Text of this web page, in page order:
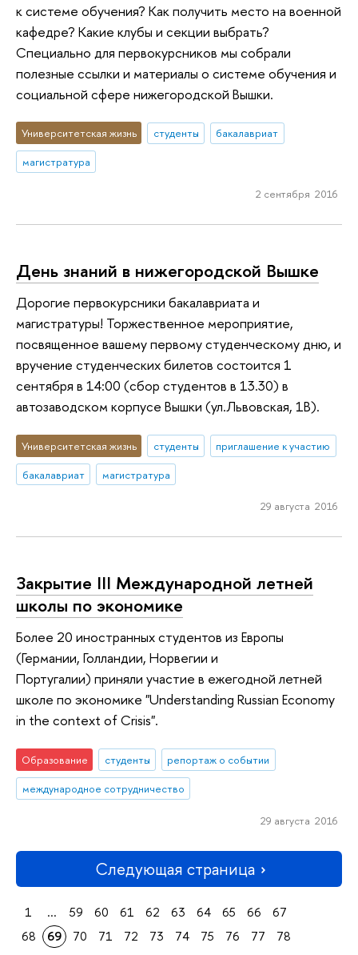
к системе обучения? Как получить место на военной
кафедре? Какие клубы и секции выбрать?
Специально для первокурсников мы собрали
полезные ссылки и материалы о системе обучения и
социальной сфере нижегородской Вышки.
Университетская жизнь студенты
бакалавриат
магистратура
2 сентября 2016
День знаний в нижегородской Вышке
Дорогие первокурсники бакалавриата и
магистратуры! Торжественное мероприятие,
посвященное вашему первому студенческому дню, и
вручение студенческих билетов состоится 1
сентября в 14:00 (сбор студентов в 13.30) в
автозаводском корпусе Вышки (ул.Львовская, 1В).
Университетская жизнь студенты
приглашение к участию
бакалавриат
магистратура
29 августа 2016
Закрытие III Международной летней
школы по экономике
Более 20 иностранных студентов из Европы
(Германии, Голландии, Норвегии и
Португалии) приняли участие в ежегодной летней
школе по экономике "Understanding Russian Economy
in the context of Crisis".
Образование студенты
репортаж о событии
международное сотрудничество
29 августа 2016
Следующая страница
1 ... 59 60 61 62 63 64 65 66
67
68
69 70 71 72 73 74 75 76 77
78